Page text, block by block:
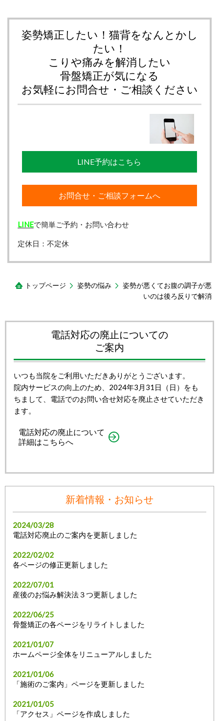
姿勢矯正したい！猫背をなんとかし
たい！
こりや痛みを解消したい
骨盤矯正が気になる
お気軽にお問合せ・ご相談ください
LINE予約はこちら
お問合せ・ご相談フォームへ
LINEで簡単ご予約・お問い合わせ
定休日：不定休
トップページ 姿勢の悩み
姿勢が悪くてお腹の調子が悪
いのは後ろ反りで解消
電話対応の廃止についての
ご案内
いつも当院をご利用いただきありがとうございます。
院内サービスの向上のため、2024年3月31日（日）をも
ちまして、電話でのお問い合せ対応を廃止させていただき
ます。
電話対応の廃止について
詳細はこちらへ
新着情報・お知らせ
2024/03/28
電話対応廃止のご案内を更新しました
2022/02/02
各ページの修正更新しました
2022/07/01
産後のお悩み解決法３つ更新しました
2022/06/25
骨盤矯正の各ページをリライトしました
2021/01/07
ホームページ全体をリニューアルしました
2021/01/06
「施術のご案内」ページを更新しました
2021/01/05
「アクセス」ページを作成しました